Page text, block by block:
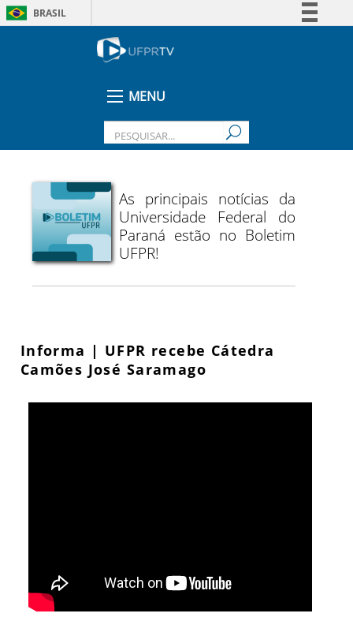
BRASIL
Legislação
MENU
As principais notícias da
Universidade Federal do
Paraná estão no Boletim
UFPR!
Informa | UFPR recebe Cátedra
Camões José Saramago